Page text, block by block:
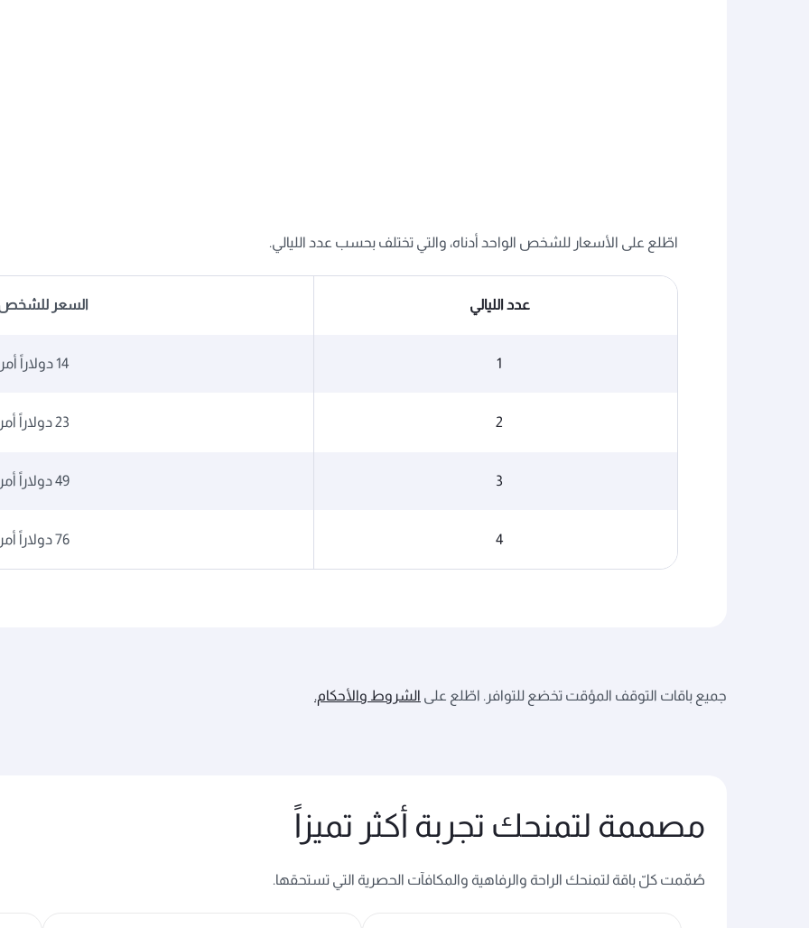
اطّلع على الأسعار للشخص الواحد أدناه، والتي تختلف بحسب عدد الليالي.
عدد الليالي السعر للشخص
1 14 دولاراً أمريكياً
2 23 دولاراً أمريكياً
3 49 دولاراً أمريكياً
4 76 دولاراً أمريكياً
جميع باقات التوقف المؤقت تخضع للتوافر. اطّلع على الشروط والأحكام.
مصممة لتمنحك تجربة أكثر تميزاً
صُمّمت كلّ باقة لتمنحك الراحة والرفاهية والمكافآت الحصرية التي تستحقها.